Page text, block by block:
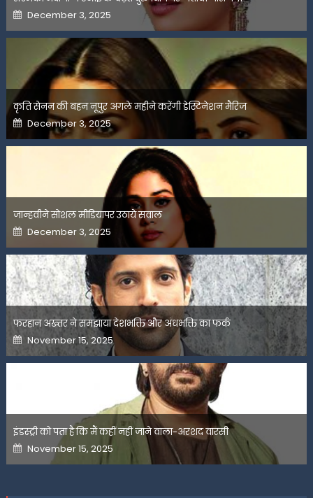
Posted
on
December 3, 2025
कृति सेनन की बहन नूपुर अगले महीने करेंगी डेस्टिनेशन मैरिज
Posted
on
December 3, 2025
जान्हवीने सोशल मीडियापर उठाये सवाल
Posted
on
December 3, 2025
फरहान अख्तर ने समझाया देशभक्ति और अंधभक्ति का फर्क
Posted
on
November 15, 2025
इंडस्ट्री को पता है कि मैं कहीं नहीं जाने वाला-अरशद वारसी
Posted
on
November 15, 2025